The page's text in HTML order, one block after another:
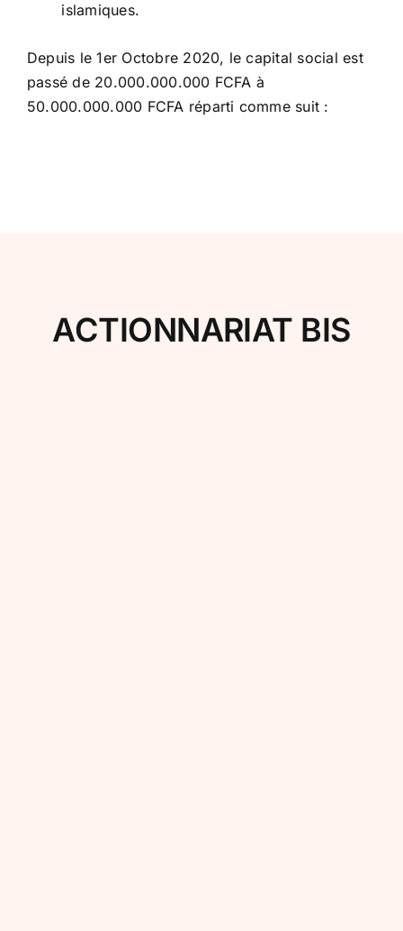
islamiques.
Depuis le 1er Octobre 2020, le capital social est
passé de 20.000.000.000 FCFA à
50.000.000.000 FCFA réparti comme suit :
ACTIONNARIAT BIS